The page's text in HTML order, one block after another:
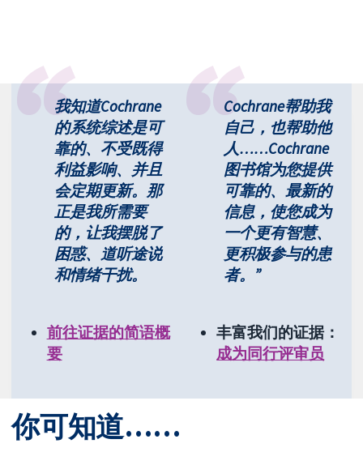
我知道Cochrane
的系统综述是可
靠的、不受既得
利益影响、并且
会定期更新。那
正是我所需要
的，让我摆脱了
困惑、道听途说
和情绪干扰。
前往证据的简语概
要
Cochrane帮助我
自己，也帮助他
人……Cochrane
图书馆为您提供
可靠的、最新的
信息，使您成为
一个更有智慧、
更积极参与的患
者。”
丰富我们的证据：
成为同行评审员
你可知道……